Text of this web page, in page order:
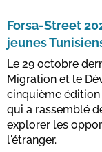
Forsa-Street
jeunes
Le 29 octobre
Migration et le
cinquième édition
qui a rassemblé
explorer les
l'étranger.